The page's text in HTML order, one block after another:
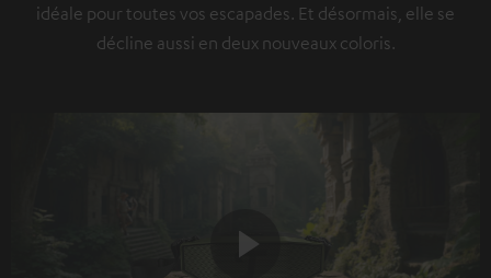
idéale pour toutes vos escapades. Et désormais, elle se
décline aussi en deux nouveaux coloris.